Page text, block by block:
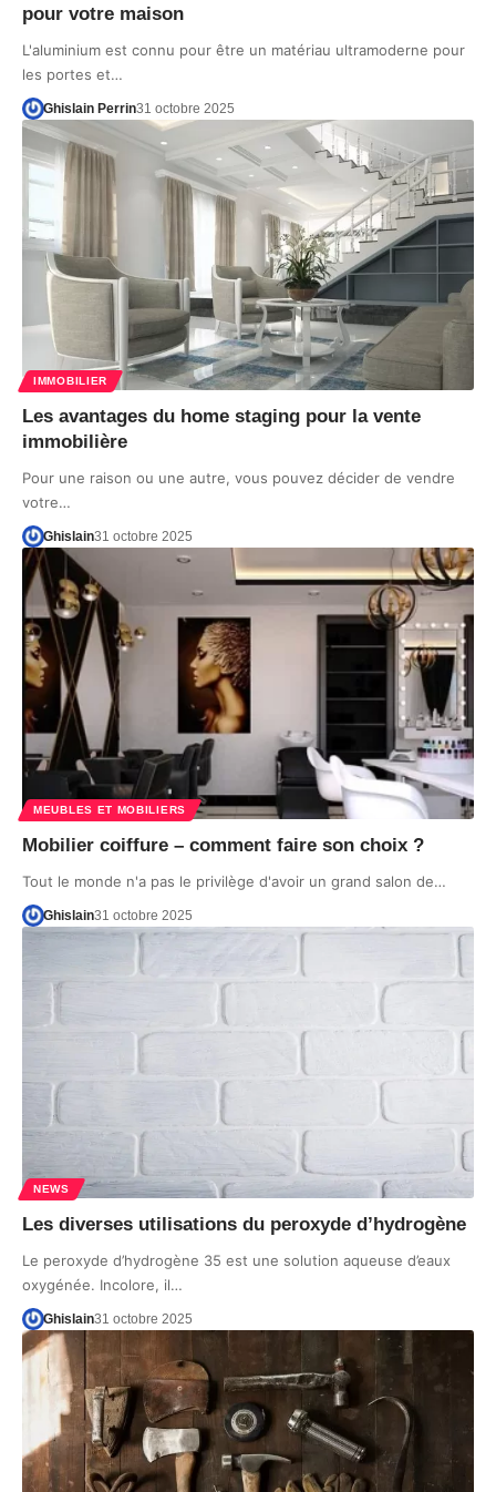
pour votre maison
L'aluminium est connu pour être un matériau ultramoderne pour
les portes et…
Ghislain Perrin31 octobre 2025
IMMOBILIER
Les avantages du home staging pour la vente
immobilière
Pour une raison ou une autre, vous pouvez décider de vendre
votre…
Ghislain31 octobre 2025
MEUBLES ET MOBILIERS
Mobilier coiffure – comment faire son choix ?
Tout le monde n'a pas le privilège d'avoir un grand salon de…
Ghislain31 octobre 2025
NEWS
Les diverses utilisations du peroxyde d’hydrogène
Le peroxyde d’hydrogène 35 est une solution aqueuse d’eaux
oxygénée. Incolore, il…
Ghislain31 octobre 2025